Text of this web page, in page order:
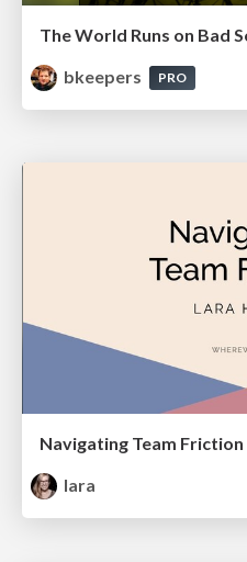
The World Runs on Bad
bkeepers
PRO
Navigating Team Friction
lara